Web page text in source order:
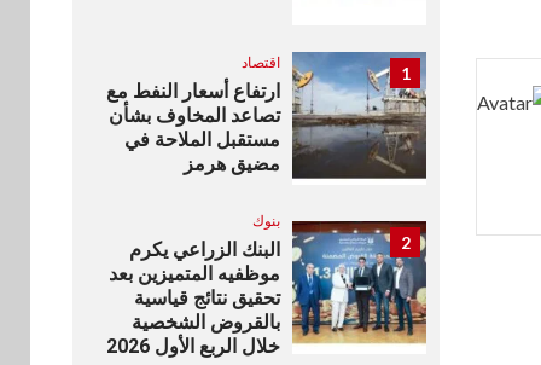
1 اقتصاد
ارتفاع أسعار النفط مع
تصاعد المخاوف بشأن
مستقبل الملاحة في
مضيق هرمز
2
بنوك
البنك الزراعي يكرم
موظفيه المتميزين بعد
تحقيق نتائج قياسية
بالقروض الشخصية
خلال الربع الأول 2026